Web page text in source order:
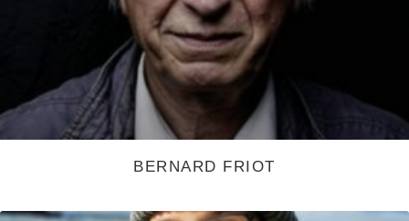
BERNARD FRIOT